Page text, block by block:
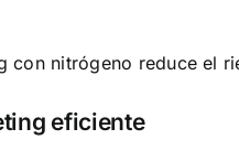
con nitrógeno reduce el
eficiente